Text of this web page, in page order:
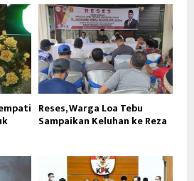
Reses, Warga Loa Tebu
Sampaikan Keluhan ke Reza